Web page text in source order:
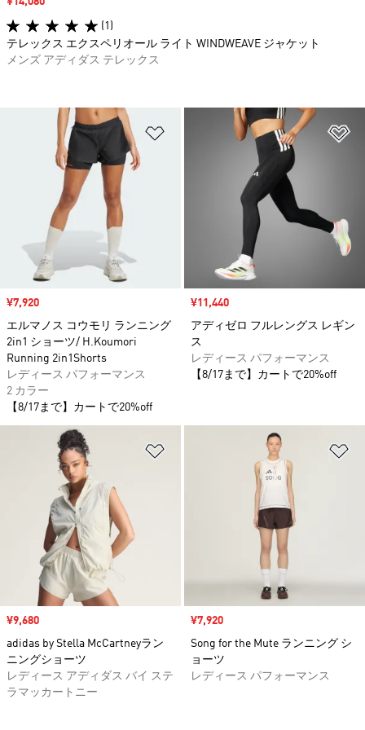
ほしいものリストに追加
セール価格
¥7,920
エルマノス コウモリ ランニング
2in1 ショーツ/ H.Koumori
Running 2in1Shorts
レディース パフォーマンス
2 カラー
【8/17まで】カートで20%off
セール価格
¥11,440
アディゼロ フルレングス レギン
ス
レディース パフォーマンス
【8/17まで】カートで20%off
ほしいものリストに追加
セール価格
¥9,680
adidas by Stella McCartneyラン
ニングショーツ
レディース アディダス バイ ステ
ラマッカートニー
セール価格
¥7,920
Song for the Mute ランニング シ
ョーツ
レディース パフォーマンス
(1)
テレックス エクスペリオール ライト WINDWEAVE ジャケット
メンズ アディダス テレックス